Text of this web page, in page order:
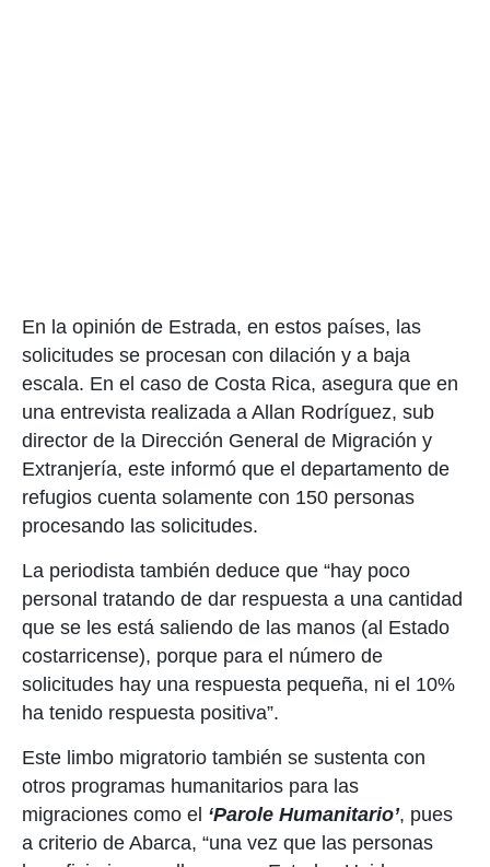
En la opinión de Estrada, en estos países, las
solicitudes se procesan con dilación y a baja
escala. En el caso de Costa Rica, asegura que en
una entrevista realizada a Allan Rodríguez, sub
director de la Dirección General de Migración y
Extranjería, este informó que el departamento de
refugios cuenta solamente con 150 personas
procesando las solicitudes.
La periodista también deduce que “hay poco
personal tratando de dar respuesta a una cantidad
que se les está saliendo de las manos (al Estado
costarricense), porque para el número de
solicitudes hay una respuesta pequeña, ni el 10%
ha tenido respuesta positiva”.
Este limbo migratorio también se sustenta con
otros programas humanitarios para las
migraciones como el ‘Parole Humanitario’, pues
a criterio de Abarca, “una vez que las personas